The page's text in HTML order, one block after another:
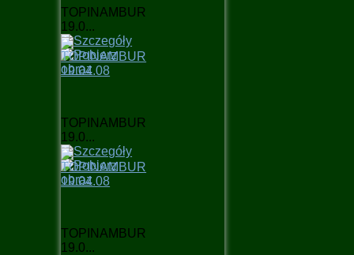
TOPINAMBUR
19.0...
TOPINAMBUR
19.0...
TOPINAMBUR
19.0...